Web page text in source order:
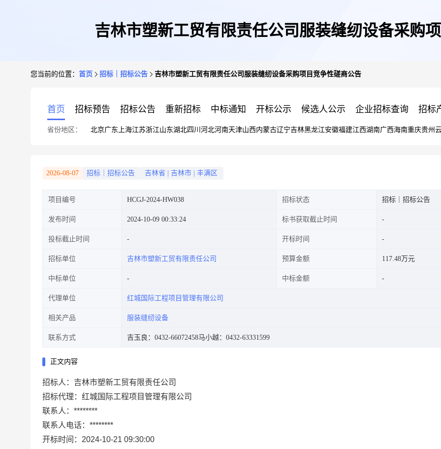
吉林市塑新工贸有限责任公司服装缝纫设备采购
您当前的位置： 首页 招标｜招标公告 吉林市塑新工贸有限责任公司服装缝纫设备采购项目竞争性磋商公告
首页 招标预告 招标公告 重新招标 中标通知 开标公示 候选人公示 企业招标查询 招标
省份地区： 北京广东 上海江苏浙江山东湖北四川 河北河南天津山西内蒙古辽宁吉林黑龙江安徽福建江西湖南广西海南重庆贵州
2026-08-07 招标｜招标公告 吉林省 吉林市 丰满区
项目编号 HCGJ-2024-HW038 招标状态 招标｜招标公告
发布时间 2024-10-09 00:33:24 标书获取截止时间
投标截止时间 开标时间
招标单位 吉林市塑新工贸有限责任公司 预算金额 117.48万元
中标单位 中标金额
代理单位 红城国际工程项目管理有限公司
相关产品 服装缝纫设备
联系方式 吉玉良：0432-66072458马小越：0432-63331599
正文内容
招标人：吉林市塑新工贸有限责任公司
招标代理：红城国际工程项目管理有限公司
联系人：********
联系人电话：********
开标时间：2024-10-21 09:30:00